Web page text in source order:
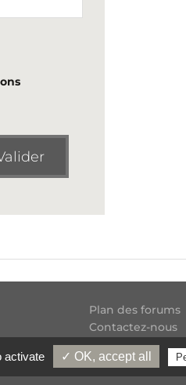
Plan des forums
Contactez-nous
Flux RSS
droits réservés
activate ✓ OK, accept all